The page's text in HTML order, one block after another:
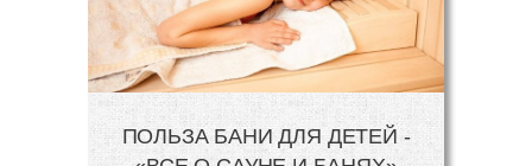
ПОЛЬЗА БАНИ ДЛЯ ДЕТЕЙ -